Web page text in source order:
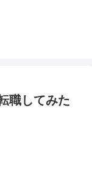
職してみた